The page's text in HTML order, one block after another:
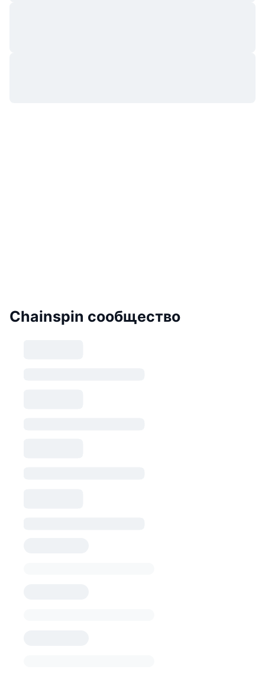
Chainspin сообщество